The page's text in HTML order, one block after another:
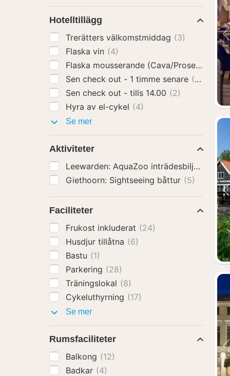
Hotelltillägg
Trerätters välkomstmiddag (3)
Flaska vin (4)
Flaska mousserande (Cava/Prosecco)
(4)
Sen check out - 1 timme senare (2)
Sen check out - tills 14.00 (2)
Hyra av el-cykel (4)
Se merHotelltillägg
Aktiviteter
Leewarden: AquaZoo inträdesbiljett
(10)
Giethoorn: Sightseeing båttur (5)
Faciliteter
Frukost inkluderat (24)
Husdjur tillåtna (6)
Bastu (1)
Parkering (28)
Träningslokal (8)
Cykeluthyrning (17)
Se merFaciliteter
Rumsfaciliteter
Balkong (12)
Badkar (4)